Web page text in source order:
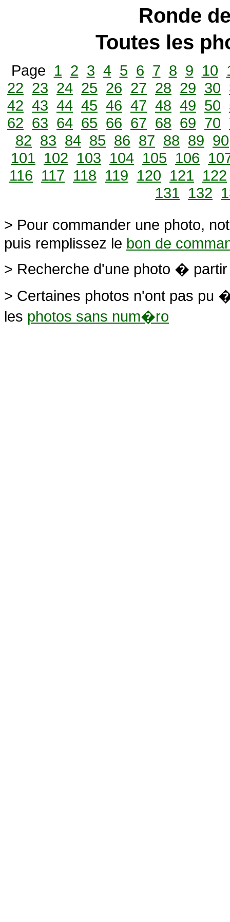
Ronde
Toutes les
Page 1 2 3 4 5 6 7 8 9 10
22 23 24 25 26 27 28 29 30
42 43 44 45 46 47 48 49 50
62 63 64 65 66 67 68 69 70
82 83 84 85 86 87 88 89 90
101 102 103 104 105 106
116 117 118 119 120 121 122
131 132
> Pour commander une photo,
puis remplissez le bon de
> Recherche d'une photo �
> Certaines photos n'ont pas
les photos sans num�ro